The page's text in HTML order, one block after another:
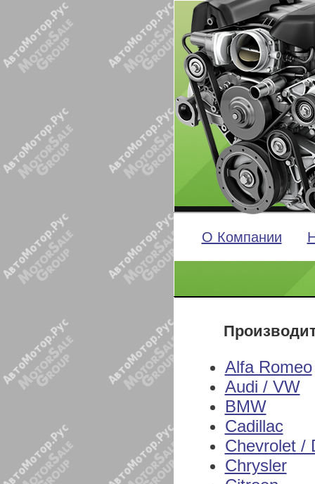
О Компании
Alfa Romeo
Audi / VW
BMW
Cadillac
Chevrolet /
Chrysler